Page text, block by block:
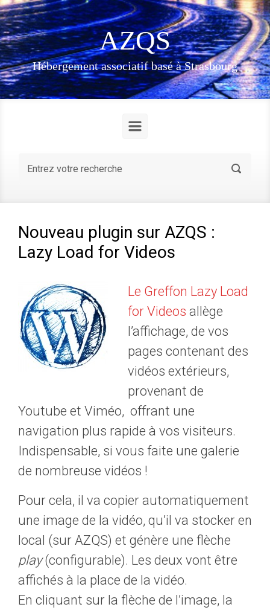
Skip to main content
AZQS
Hébergement associatif basé à Strasbourg
Nouveau plugin sur AZQS :
Lazy Load for Videos
Le Greffon Lazy Load
for Videos allège
l’affichage, de vos
pages contenant des
vidéos extérieurs,
provenant de
Youtube et Viméo, offrant une
navigation plus rapide à vos visiteurs.
Indispensable, si vous faite une galerie
de nombreuse vidéos !
Pour cela, il va copier automatiquement
une image de la vidéo, qu’il va stocker en
local (sur AZQS) et génère une flèche
play(configurable). Les deux vont être
affichés à la place de la vidéo.
En cliquant sur la flèche de l’image, la